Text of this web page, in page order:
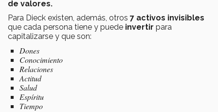
de valores.
Para Dieck existen, además, otros 7 activos invisibles
que cada persona tiene y puede invertir para
capitalizarse y que son:
Dones
Conocimiento
Relaciones
Actitud
Salud
Espíritu
Tiempo